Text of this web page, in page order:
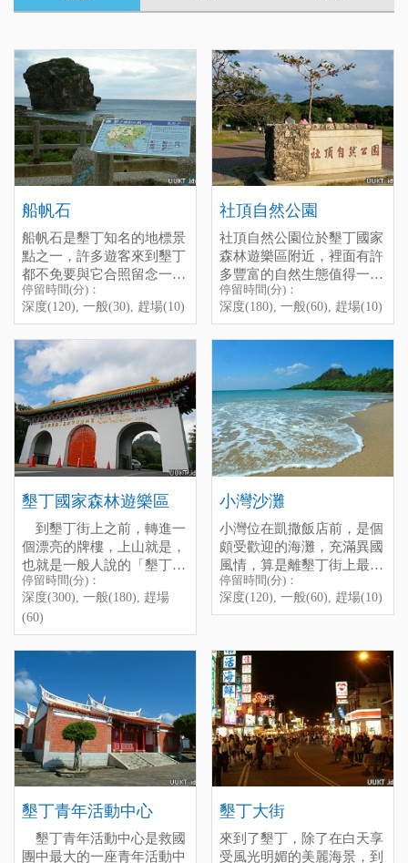
船帆石
船帆石是墾丁知名的地標景
點之一，許多遊客來到墾丁
都不免要與它合照留念一
番，它是由附近台地所滾落
的珊瑚礁，高約18公尺，非
常巨大，狀似一艘即將揚起
的帆船，故以此命名。
這裡除了有沙灘可以戲水，
海底的生態也相當豐富，經
常可以看見成群的魚隻肆意
地在海底漫遊的景象，是個
相當適合浮潛的地點。另
外，值得一提的是，由於此
地放眼望去即是一望無際的
海景，在黃昏時，有時船帆
石也是個能夠欣賞到絕美夕
陽的好景點哦！
Chunfan Rock
"Chunfan Rock" is Iocated at
south of Kenting main street,
it is one of the most weII-
known spots in Kenting, the
height of this huge rock is
around 18M, people usually
like to take a photo with it
when they come to Kening.
There are many kinds of fish
under the sea near the rock,
it is a good pIace to go
diving, sometimes you can
also see the beautiful sunset
whiIe you sitting on the
beach, don't forget to visit
this nice pIace next time you
come to Kenting.
停留時間(分)：深度(120),
一般(30), 趕場(10)
[標籤：防曬 免費 必遊 地標
]
停留時間(分)：
深度(120), 一般(30), 趕場(10)
社頂自然公園
社頂自然公園位於墾丁國家
森林遊樂區附近，裡面有許
多豐富的自然生態值得一
覽，包含難得一見的螢光
蕈，只有在夏季大雨過後才
看得到，會在夜晚發光，非
園內的凌霄亭也是著名的賞
鷹景點，可以看見赤腹鷹過
境出海的壯觀場面。偶爾，
在社頂公園內還能看見野生
的梅花鹿呢！
目前社頂自然公園主要由社
頂部落發展協會維護，他們
程，也積極地從事棲地營
造，像是黃裳鳳蝶、條背
螢……等等，致力維護社頂
的生態多樣性，是台灣社區
營造的成功範例之一。
Sheding Park is Iocated next
to the Kenting Forest
Recreation Area, the ecoIogy
there is abundant, you can
find some special ecology
Iike Mycena Kentingensis in
the park, sometimes you can
even see the wild deers! lt is
aIso the best place to see
migration Accipiter
SoIoensis passing by
Nowadays Sheding Park is
preserved by the Sheding
Tribe, if you want to visit this
pIace and Iearn more about
the ecoIogy of Sheding, they
aIso offer the tour guide.
停留時間(分)：深度(180),
一般(60), 趕場(10)
[標籤：夜遊 防曬 生態 免費
停留時間(分)：
深度(180), 一般(60), 趕場(10)
墾丁國家森林遊樂區
到墾丁街上之前，轉進一
個漂亮的牌樓，上山就是，
也就是一般人說的「墾丁公
園」。墾丁國家森林遊樂區
在日據時代便開始有系統地
經營，當初的目的是以學術
研究為主的熱帶植物園。
已開發的遊樂區佔地有76
公頃，有完善的步道設施，
全程走完至少得花3小時的
腳程，在體力上需要自我斟
酌一下。全區分2個遊覽區
及17處遊覽據點，共有1200
多種熱帶植物。景觀之中以
銀葉板根、石筍寶穴、觀海
台、垂榕谷、一線天等景觀
較為著稱。
官方介紹：墾丁國家森林
遊樂區
墾丁森林遊樂區摺
停留時間(分)：
深度(300), 一般(180), 趕場
(60)
小灣沙灘
小灣位在凱撒飯店前，是個
頗受歡迎的海灘，充滿異國
風情，算是離墾丁街上最近
的沙灘之一，住宿於墾丁街
上的人走路就可以到達。以
前很髒亂，不過現在由凱撒
了，水上摩托車不少，不過
有浮桶隔開，泳客可以在安
全區域內戲水。階梯下還設
了一間海灘的露天PUB，是
晚上一個不錯的去處。
Xiaowan Bay
Xiaowan Bay is Iocated in
quite close to Kenting Street,
onIy 10 minutes by foot, it is
also one of the most popuIar
beaches of Kenting, the
beach was dirty, after Caesar
Hotel took the management,
it becomes much cleaner,
there is also a bar on the
beach, you can have coupIes
of drink whiIe you enjoy the
scenery.
停留時間(分)：
深度(120), 一般(60), 趕場(10)
墾丁青年活動中心
墾丁青年活動中心是救國
團中最大的一座青年活動中
墾丁大街
來到了墾丁，除了在白天享
受風光明媚的美麗海景，到